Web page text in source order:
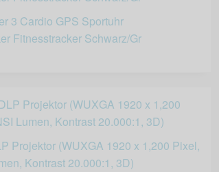
3 Cardio GPS Sportuhr
Fitnesstracker Schwarz/Gr
Projektor (WUXGA 1920 x 1,200 Pixel,
Kontrast 20.000:1, 3D)